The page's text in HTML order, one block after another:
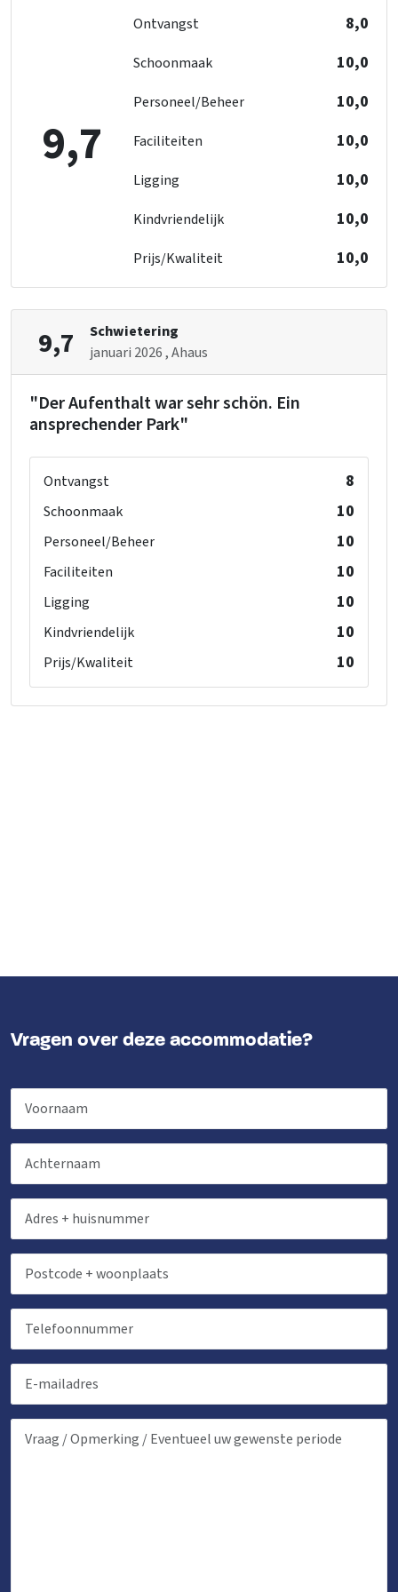
Kook pitten
Vloer keuken
: Gas
Slaapkamer
Slaapkamers: 8
Bedden
: 16
Wellness
Binnenzwembad (op terrein)
Buitenzwembad (op terrein)
Sauna
Kinderen
Kinderbed tegen betaling
Kinderstoel: 0
9,7
Ontvangst 8,0
Schoonmaak 10,0
Personeel/Beheer 10,0
Faciliteiten 10,0
Ligging 10,0
Kindvriendelijk 10,0
Prijs/Kwaliteit 10,0
9,7
Schwietering
januari 2026, Ahaus
"Der Aufenthalt war sehr schön. Ein
ansprechender Park"
Ontvangst 8
Schoonmaak 10
Personeel/Beheer 10
Faciliteiten 10
Ligging 10
Kindvriendelijk 10
Prijs/Kwaliteit 10
Vragen over deze accommodatie?